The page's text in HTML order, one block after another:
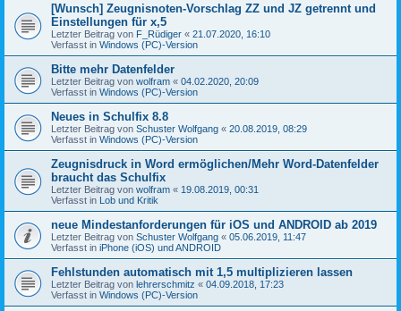
[Wunsch] Zeugnisnoten-Vorschlag ZZ und JZ getrennt und
Einstellungen für x,5
Letzter Beitrag von F_Rüdiger « 21.07.2020, 16:10
Verfasst in Windows (PC)-Version
Bitte mehr Datenfelder
Letzter Beitrag von wolfram « 04.02.2020, 20:09
Verfasst in Windows (PC)-Version
Neues in Schulfix 8.8
Letzter Beitrag von Schuster Wolfgang « 20.08.2019, 08:29
Verfasst in Windows (PC)-Version
Zeugnisdruck in Word ermöglichen/Mehr Word-Datenfelder
braucht das Schulfix
Letzter Beitrag von wolfram « 19.08.2019, 00:31
Verfasst in Lob und Kritik
neue Mindestanforderungen für iOS und ANDROID ab 2019
Letzter Beitrag von Schuster Wolfgang « 05.06.2019, 11:47
Verfasst in iPhone (iOS) und ANDROID
Fehlstunden automatisch mit 1,5 multiplizieren lassen
Letzter Beitrag von lehrerschmitz « 04.09.2018, 17:23
Verfasst in Windows (PC)-Version